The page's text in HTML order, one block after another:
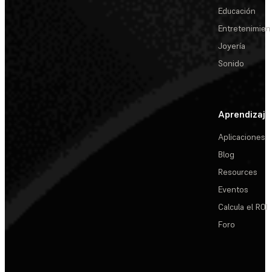
Educación
Joyería
Sonido
Aprendizaje
Aplicaciones
Blog
Resources
Eventos
Calcula el ROI
Foro